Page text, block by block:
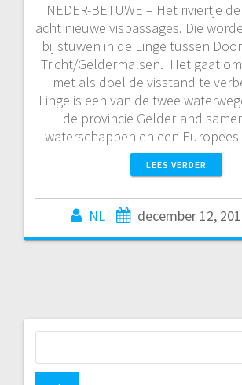
NEDER-BETUWE – Het riviertje
acht nieuwe vispassages. Die
bij stuwen in de Linge tussen
Tricht/Geldermalsen. Het gaat
met als doel de visstand te
Linge is een van de twee
de provincie Gelderland
waterschappen en een
LEES VERDER
NL december 12,